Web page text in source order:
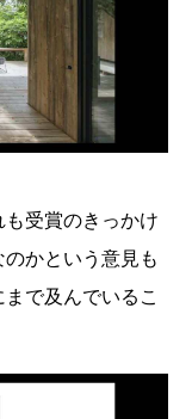
受賞のきっかけ
かという意見も
で及んでいるこ